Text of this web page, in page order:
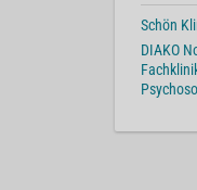
Schön
DIAKO